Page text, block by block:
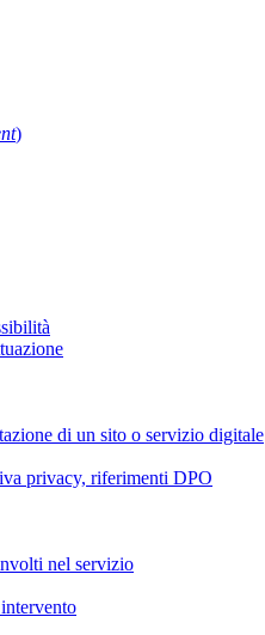
)
di un sito o servizio digitale
privacy, riferimenti DPO
nel servizio